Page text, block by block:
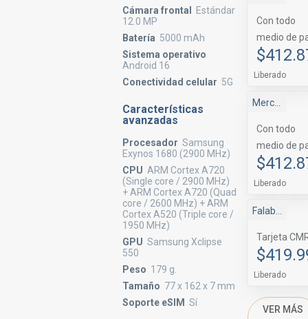
Cámara frontal
Estándar
12.0 MP
Batería 5000 mAh
Sistema operativo
Android 16
Conectividad celular 5G
Características
avanzadas
Procesador Samsung
Exynos 1680 (2900 MHz)
CPU ARM Cortex A720
(Single core / 2900 MHz)
+ ARM Cortex A720 (Quad
core / 2600 MHz) + ARM
Cortex A520 (Triple core /
1950 MHz)
GPU Samsung Xclipse
550
Peso 179 g.
Tamaño 77 x 162 x 7 mm
Soporte eSIM Sí
Con todo
medio de
Liberado
Con todo
medio de
Liberado
Tarjeta
Liberado
VER MÁS